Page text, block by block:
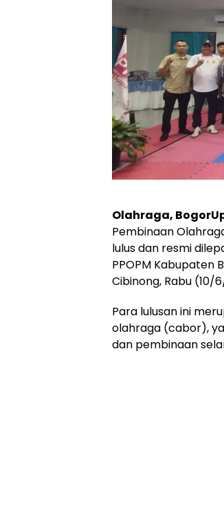
Olahraga,
Pembinaan
lulus dan resmi
PPOPM Kabupaten
Cibinong, Rabu (10/
Para lulusan ini
olahraga (cabor),
dan pembinaan